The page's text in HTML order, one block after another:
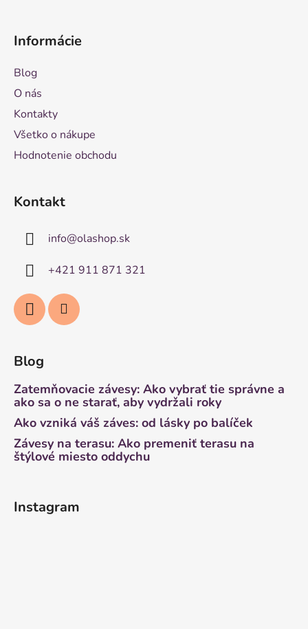
Informácie
Blog
O nás
Kontakty
Všetko o nákupe
Hodnotenie obchodu
Kontakt
info@olashop.sk
+421 911 871 321
Blog
Zatemňovacie závesy: Ako vybrať tie správne a
ako sa o ne starať, aby vydržali roky
Ako vzniká váš záves: od lásky po balíček
Závesy na terasu: Ako premeniť terasu na
štýlové miesto oddychu
Instagram